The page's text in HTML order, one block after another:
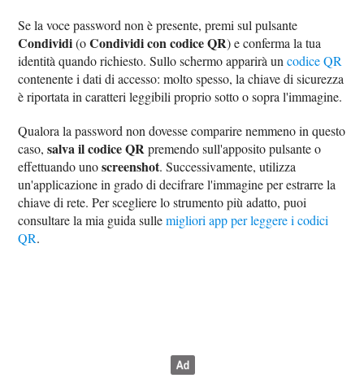
Se la voce password non è presente, premi sul pulsante
Condividi(oCondividi con codice QR) e conferma la tua
identità quando richiesto. Sullo schermo apparirà uncodice QR
contenente i dati di accesso: molto spesso, la chiave di sicurezza
è riportata in caratteri leggibili proprio sotto o sopra l'immagine.
Qualora la password non dovesse comparire nemmeno in questo
caso,salva il codice QRpremendo sull'apposito pulsante o
effettuando unoscreenshot. Successivamente, utilizza
un'applicazione in grado di decifrare l'immagine per estrarre la
chiave di rete. Per scegliere lo strumento più adatto, puoi
consultare la mia guida sullemigliori app per leggere i codici
QR.